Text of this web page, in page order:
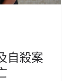
自殺案